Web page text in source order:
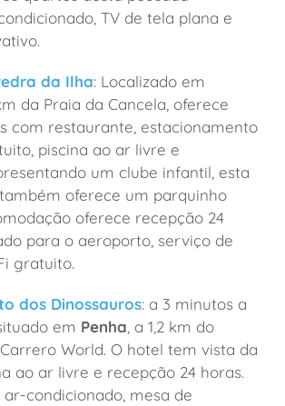
TV de tela plana e
da Ilha: Localizado em
km da Praia da Cancela, oferece
com restaurante, estacionamento
piscina ao ar livre e
um clube infantil, esta
oferece um parquinho
oferece recepção 24
para o aeroporto, serviço de
gratuito.
dos Dinossauros: a 3 minutos a
em Penha , a 1,2 km do
World. O hotel tem vista da
ao ar livre e recepção 24 horas.
condicionado, mesa de